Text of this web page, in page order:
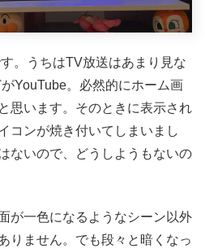
。うちはTV放送はあまり見な
YouTube。必然的にホーム画
思います。そのときに表示され
コンが焼き付いてしまいまし
ないので、どうしようもないの
が一色になるようなシーン以外
りません。でも段々と暗くなっ